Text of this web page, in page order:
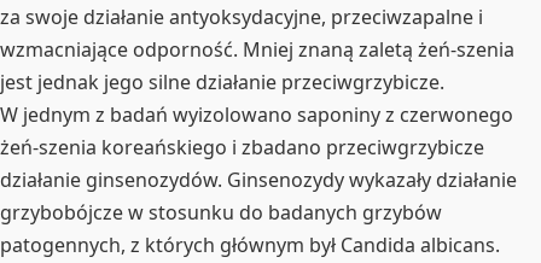
za swoje działanie antyoksydacyjne, przeciwzapalne i
wzmacniające odporność. Mniej znaną zaletą żeń-szenia
jest jednak jego silne działanie przeciwgrzybicze.
W jednym z badań wyizolowano saponiny z czerwonego
żeń-szenia koreańskiego i zbadano przeciwgrzybicze
działanie ginsenozydów. Ginsenozydy wykazały działanie
grzybobójcze w stosunku do badanych grzybów
patogennych, z których głównym był Candida albicans.